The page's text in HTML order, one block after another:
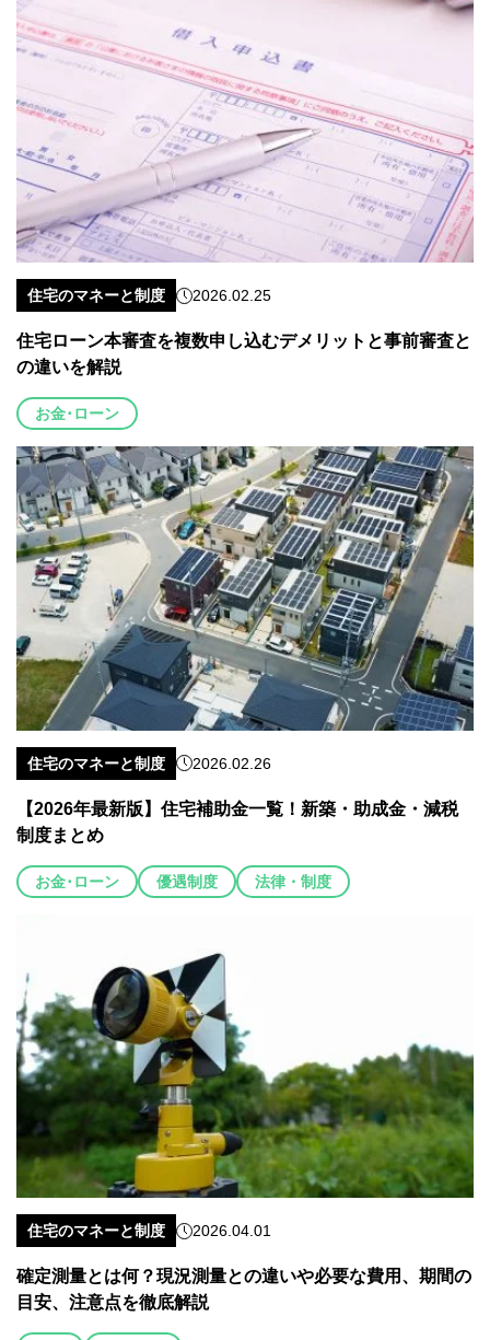
住宅のマネーと制度 2026.02.25
住宅ローン本審査を複数申し込むデメリットと事前審査と
の違いを解説
お金･ローン
住宅のマネーと制度 2026.02.26
【2026年最新版】住宅補助金一覧！新築・助成金・減税
制度まとめ
お金･ローン 優遇制度 法律・制度
住宅のマネーと制度 2026.04.01
確定測量とは何？現況測量との違いや必要な費用、期間の
目安、注意点を徹底解説